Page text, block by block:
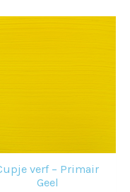
verf – Primair
Geel